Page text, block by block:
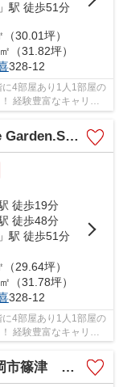
」駅 徒歩51分
30.01坪）
（31.82坪）
328-12
ア
建 全2棟 2号棟
徒歩19分
徒歩48分
」駅 徒歩51分
29.64坪）
（31.78坪）
328-12
ア
全1棟 1号棟